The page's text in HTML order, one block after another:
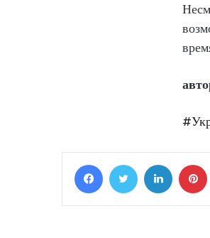
FacebookTwitter LinkedIn